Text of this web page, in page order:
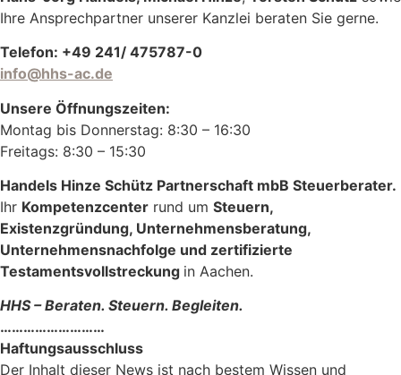
Ihre Ansprechpartner unserer Kanzlei beraten Sie gerne.
Telefon: +49 241/ 475787-0
info@hhs-ac.de
Unsere Öffnungszeiten:
Montag bis Donnerstag: 8:30 – 16:30
Freitags: 8:30 – 15:30
Handels Hinze Schütz Partnerschaft mbB Steuerberater.
Ihr Kompetenzcenter rund um Steuern,
Existenzgründung, Unternehmensberatung,
Unternehmensnachfolge und zertifizierte
Testamentsvollstreckung in Aachen.
HHS – Beraten. Steuern. Begleiten.
………………………
Haftungsausschluss
Der Inhalt dieser News ist nach bestem Wissen und